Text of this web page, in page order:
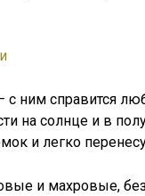
ним справится
на солнце и в
и легко
и махровые,